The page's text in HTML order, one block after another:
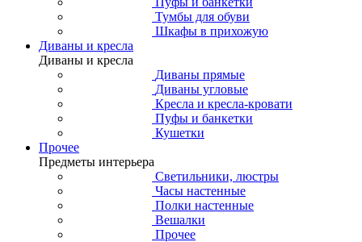
Тумбы для обуви
Шкафы в прихожую
Диваны и кресла
Диваны и кресла
Диваны прямые
Диваны угловые
Кресла и кресла-кровати
Пуфы и банкетки
Кушетки
Прочее
Предметы интерьера
Светильники, люстры
Часы настенные
Полки настенные
Вешалки
Прочее